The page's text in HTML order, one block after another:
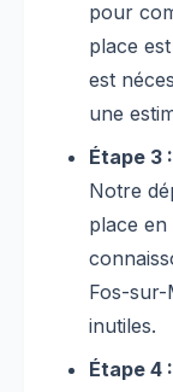
pour
place
est
une
Étape 3
Notre
place
Fos-sur-
inutiles.
Étape 4